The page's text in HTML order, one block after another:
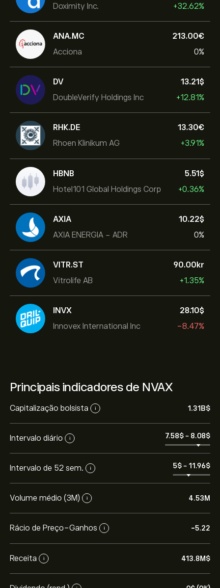
Doximity Inc.
+32.62%
ANA.MC
Acciona
213.00‎€‎
0%
DV
DoubleVerify Holdings Inc
13.21‎$‎
+12.81%
RHK.DE
Rhoen Klinikum AG
13.30‎€‎
+3.91%
HBNB
Hotel101 Global Holdings Corp
5.51‎$‎
+0.36%
AXIA
AXIA ENERGIA - ADR
10.22‎$‎
0%
VITR.ST
Vitrolife AB
90.00‎kr‎
+1.35%
INVX
Innovex International Inc
28.10‎$‎
-8.47%
Principais indicadores de NVAX
Capitalização bolsista i 1.31B‎$‎
Intervalo diário i 7.58‎$‎ - 8.08‎$‎
Intervalo de 52 sem. i 5‎$‎ - 11.96‎$‎
Volume médio (3M) i 4.53M
Rácio de Preço-Ganhos i -5.22
Receita i 413.8M‎$‎